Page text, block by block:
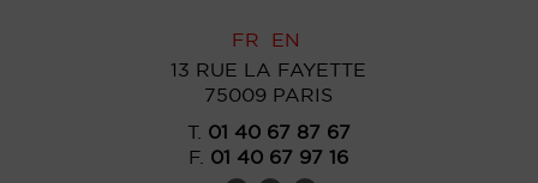
FR
EN
13 RUE LA FAYETTE
75009 PARIS
T. 01 40 67 87 67
F. 01 40 67 97 16